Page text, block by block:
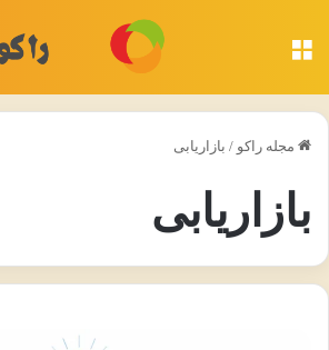
مجله راکو / بازاریابی
بازاریابی